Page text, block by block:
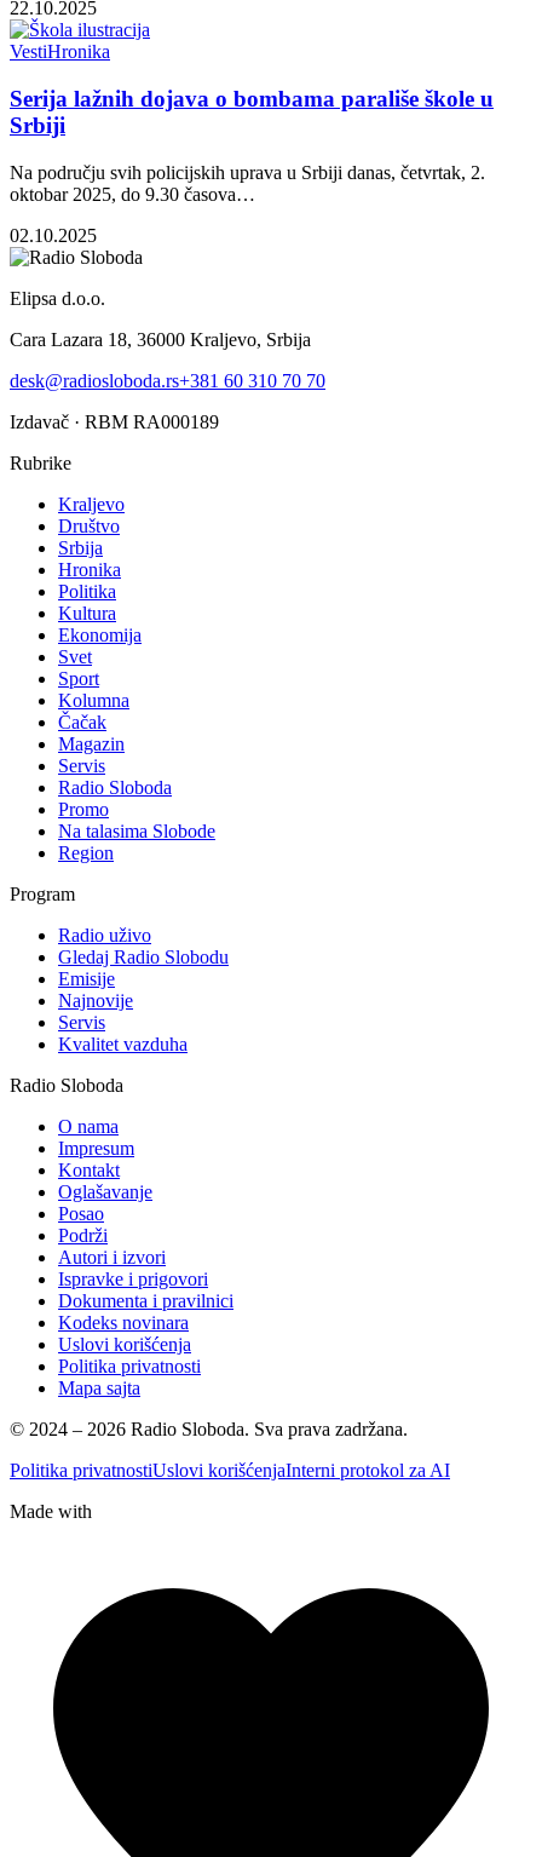
22.10.2025
VestiHronika
Serija lažnih dojava o bombama parališe škole u
Srbiji
Na području svih policijskih uprava u Srbiji danas, četvrtak, 2.
oktobar 2025, do 9.30 časova…
02.10.2025
Elipsa d.o.o.
Cara Lazara 18, 36000 Kraljevo, Srbija
desk@radiosloboda.rs+381 60 310 70 70
Izdavač · RBM RA000189
Rubrike
Kraljevo
Društvo
Srbija
Hronika
Politika
Kultura
Ekonomija
Svet
Sport
Kolumna
Čačak
Magazin
Servis
Radio Sloboda
Promo
Na talasima Slobode
Region
Program
Radio uživo
Gledaj Radio Slobodu
Emisije
Najnovije
Servis
Kvalitet vazduha
Radio Sloboda
O nama
Impresum
Kontakt
Oglašavanje
Posao
Podrži
Autori i izvori
Ispravke i prigovori
Dokumenta i pravilnici
Kodeks novinara
Uslovi korišćenja
Politika privatnosti
Mapa sajta
© 2024 – 2026 Radio Sloboda. Sva prava zadržana.
Politika privatnostiUslovi korišćenjaInterni protokol za AI
Made with